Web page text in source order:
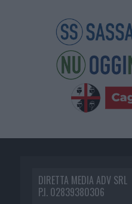
DIRETTA MEDIA ADV SRL
P.I. 02839380306